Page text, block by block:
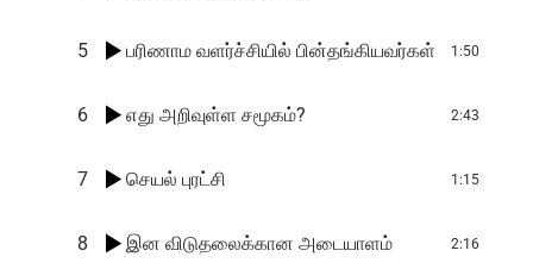
5 பரிணாம வளர்ச்சியில் பின்தங்கியவர்கள் 1:50
6 எது அறிவுள்ள சமூகம்? 2:43
7 செயல் புரட்சி 1:15
8 இன விடுதலைக்கான அடையாளம் 2:16